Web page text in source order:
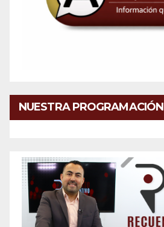
NUESTRA PROGRAMACIÓN